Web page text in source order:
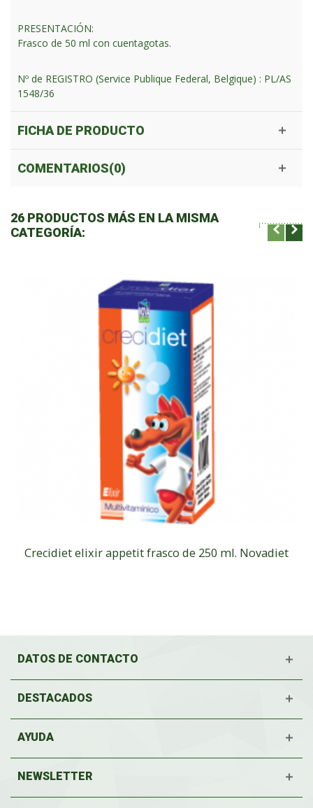
PRESENTACIÓN:
Frasco de 50 ml con cuentagotas.
Nº de REGISTRO (Service Publique Federal, Belgique) : PL/AS
1548/36
FICHA DE PRODUCTO
COMENTARIOS(0)
26 PRODUCTOS MÁS EN LA MISMA
CATEGORÍA:
Crecidiet elixir appetit frasco de 250 ml. Novadiet
DATOS DE CONTACTO
DESTACADOS
AYUDA
NEWSLETTER